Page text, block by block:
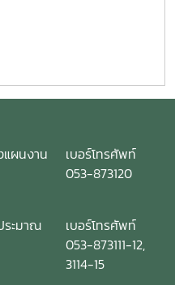
แผนงาน
เบอร์โทรศัพท์
053-873120
ระมาณ
เบอร์โทรศัพท์
053-873111-12,
3114-15